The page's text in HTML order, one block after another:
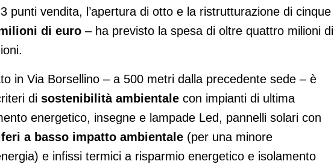
punti vendita, l’apertura di otto e la ristrutturazione di cinque
di euro – ha previsto la spesa di oltre quattro milioni di
in Via Borsellino – a 500 metri dalla precedente sede – è
di sostenibilità ambientale con impianti di ultima
energetico, insegne e lampade Led, pannelli solari con
a basso impatto ambientale (per una minore
e infissi termici a risparmio energetico e isolamento